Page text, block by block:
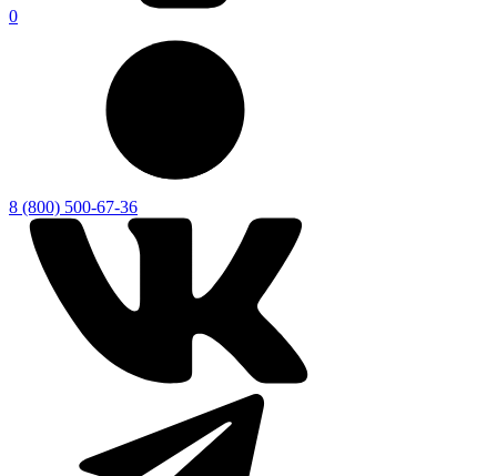
0
8 (800) 500-67-36